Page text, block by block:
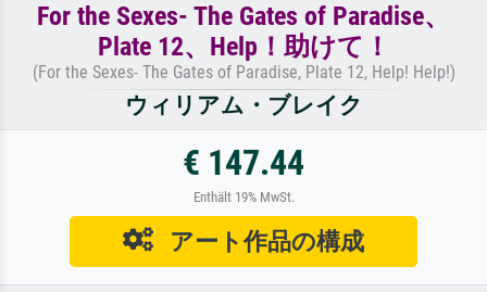
For the Sexes- The Gates of Paradise、
Plate 12、Help！助けて！
(For the Sexes- The Gates of Paradise, Plate 12, Help! Help!)
ウィリアム・ブレイク
€ 147.44
Enthält 19% MwSt.
アート作品の構成